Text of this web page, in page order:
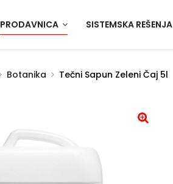
PRODAVNICA SISTEMSKA REŠENJA
Botanika Tečni Sapun Zeleni Čaj 5l